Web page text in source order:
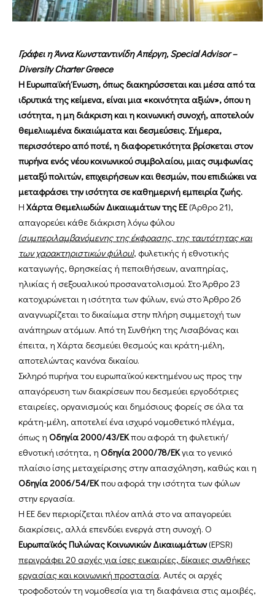
Γράφει η Άννα Κωνσταντινίδη Απέργη, Special Advisor –
Diversity Charter Greece
Η Ευρωπαϊκή Ένωση, όπως διακηρύσσεται και μέσα από τα
ιδρυτικά της κείμενα, είναι μια «κοινότητα αξιών», όπου η
ισότητα, η μη διάκριση και η κοινωνική συνοχή, αποτελούν
θεμελιωμένα δικαιώματα και δεσμεύσεις. Σήμερα,
περισσότερο από ποτέ, η διαφορετικότητα βρίσκεται στον
πυρήνα ενός νέου κοινωνικού συμβολαίου, μιας συμφωνίας
μεταξύ πολιτών, επιχειρήσεων και θεσμών, που επιδιώκει να
μεταφράσει την ισότητα σε καθημερινή εμπειρία ζωής.
Η Χάρτα Θεμελιωδών Δικαιωμάτων της ΕΕ(Άρθρο 21),
απαγορεύει κάθε διάκριση λόγω φύλου
(συμπεριλαμβανόμενης της έκφρασης, της ταυτότητας και
των χαρακτηριστικών φύλου), φυλετικής ή εθνοτικής
καταγωγής, θρησκείας ή πεποιθήσεων, αναπηρίας,
ηλικίας ή σεξουαλικού προσανατολισμού. Στο Άρθρο 23
κατοχυρώνεται η ισότητα των φύλων, ενώ στο Άρθρο 26
αναγνωρίζεται το δικαίωμα στην πλήρη συμμετοχή των
ανάπηρων ατόμων. Από τη Συνθήκη της Λισαβόνας και
έπειτα, η Χάρτα δεσμεύει θεσμούς και κράτη-μέλη,
αποτελώντας κανόνα δικαίου.
Σκληρό πυρήνα του ευρωπαϊκού κεκτημένου ως προς την
απαγόρευση των διακρίσεων που δεσμεύει εργοδότριες
εταιρείες, οργανισμούς και δημόσιους φορείς σε όλα τα
κράτη-μέλη, αποτελεί ένα ισχυρό νομοθετικό πλέγμα,
όπως η Οδηγία 2000/43/ΕΚπου αφορά τη φυλετική/
εθνοτική ισότητα, η Οδηγία 2000/78/ΕΚγια το γενικό
πλαίσιο ίσης μεταχείρισης στην απασχόληση, καθώς και η
Οδηγία 2006/54/ΕΚπου αφορά την ισότητα των φύλων
στην εργασία.
Η ΕΕ δεν περιορίζεται πλέον απλά στο να απαγορεύει
διακρίσεις, αλλά επενδύει ενεργά στη συνοχή. Ο
Ευρωπαϊκός Πυλώνας Κοινωνικών Δικαιωμάτων(EPSR)
περιγράφει 20 αρχές για ίσες ευκαιρίες, δίκαιες συνθήκες
εργασίας και κοινωνική προστασία. Αυτές οι αρχές
τροφοδοτούν τη νομοθεσία για τη διαφάνεια στις αμοιβές,